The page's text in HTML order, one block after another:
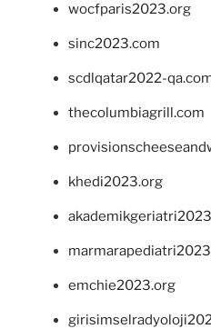
wocfparis2023.org
sinc2023.com
scdlqatar2022-
thecolumbiagrill.com
khedi2023.org
emchie2023.org